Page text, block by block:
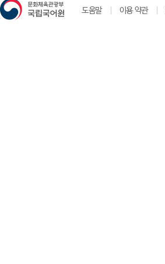
도움말 이용 약관